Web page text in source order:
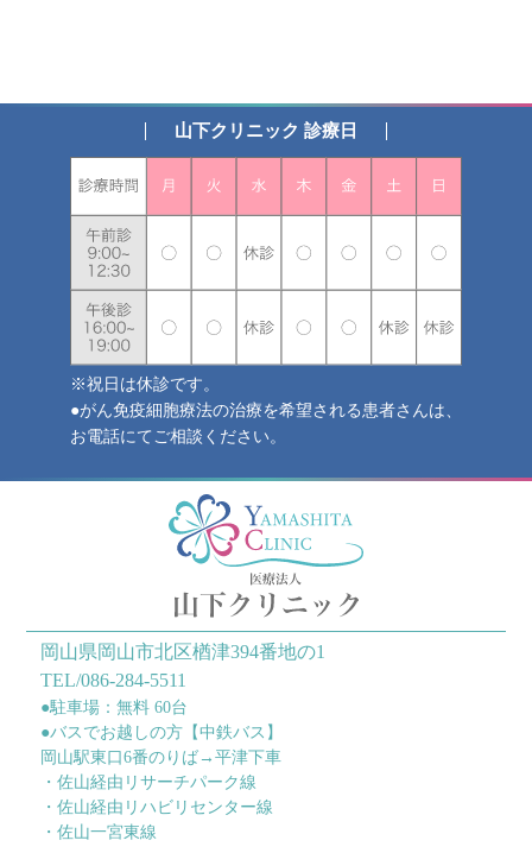
山下クリニック 診療日
※祝日は休診です。
●がん免疫細胞療法の治療を希望される患者さんは、
お電話にてご相談ください。
岡山県岡山市北区楢津394番地の1
TEL/086-284-5511
●駐車場：無料 60台
●バスでお越しの方【中鉄バス】
岡山駅東口6番のりば→平津下車
・佐山経由リサーチパーク線
・佐山経由リハビリセンター線
・佐山一宮東線